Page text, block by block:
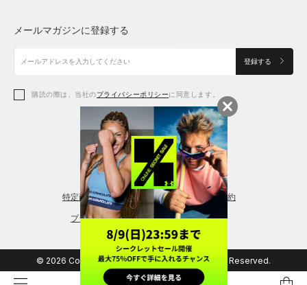
アクセサリー
アクセサリー
シューズ
アクセサリー
レギンス＆タイツ
シューズ
メールマガジンに登録する
登録する
購読の際は、当社のプライバシーポリシーに同意します。
特定商取引法に基づく通販の表記 会員規約
プライバシーポリシー
© 2026 Copyright DOME Corporation. All Rights Reserved.